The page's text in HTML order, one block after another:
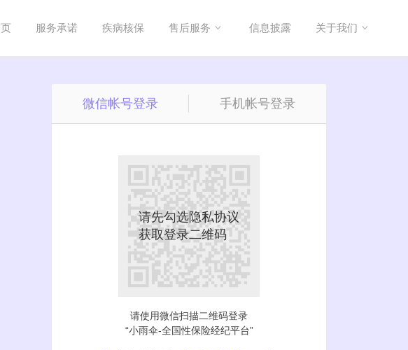
服务承诺 疾病核保 售后服务 信息披露 关于我们
微信帐号登录 手机帐号登录
请先勾选隐私协议
获取登录二维码
请使用微信扫描二维码登录
“小雨伞-全国性保险经纪平台”